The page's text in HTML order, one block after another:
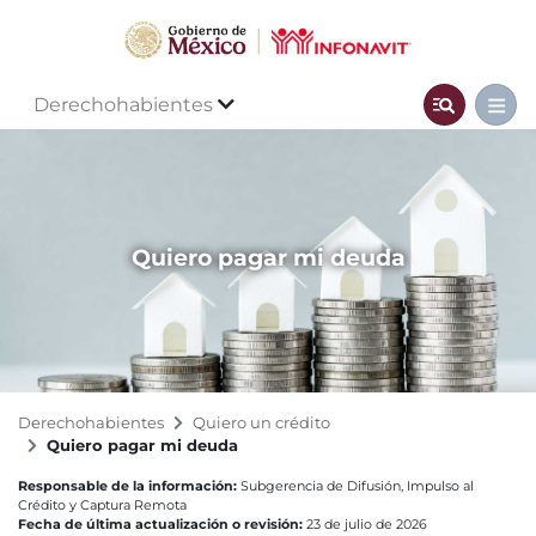
Derechohabientes
Quiero pagar mi deuda
Derechohabientes
Quiero un crédito
Quiero pagar mi deuda
Responsable de la información: Subgerencia de Difusión, Impulso al
Crédito y Captura Remota
Fecha de última actualización o revisión: 23 de julio de 2026